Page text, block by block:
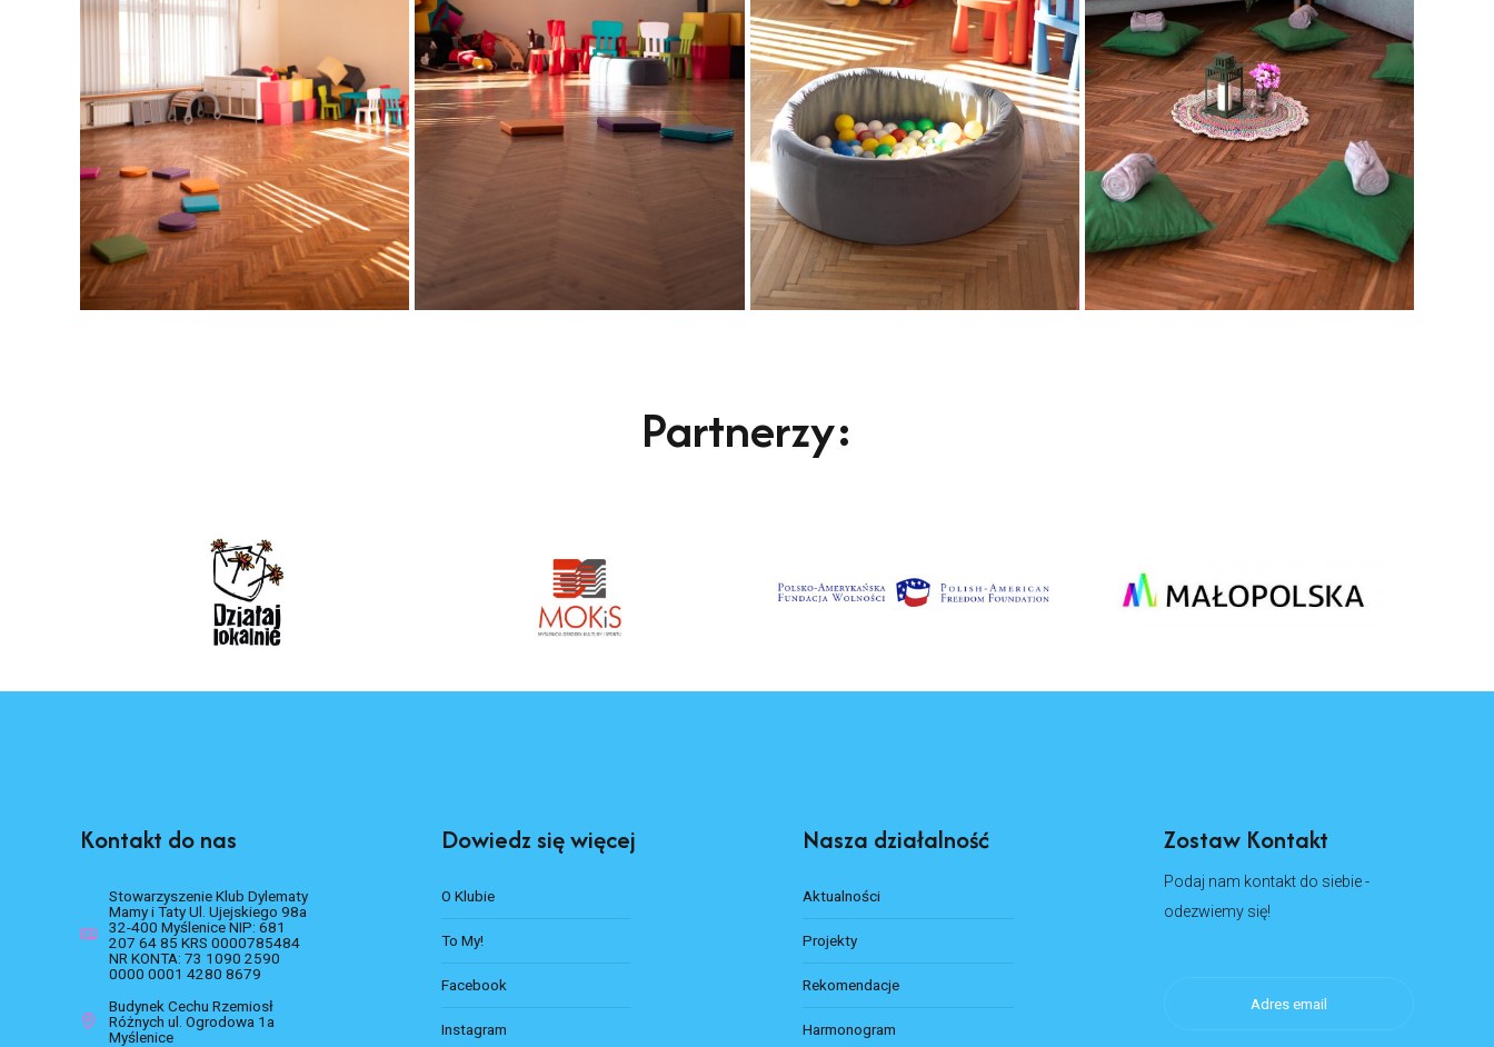
Partnerzy:
Kontakt do nas
Stowarzyszenie Klub Dylematy
Mamy i Taty Ul. Ujejskiego 98a
32-400 Myślenice NIP: 681
207 64 85 KRS 0000785484
NR KONTA: 73 1090 2590
0000 0001 4280 8679
Budynek Cechu Rzemiosł
Różnych ul. Ogrodowa 1a
Myślenice
Dowiedz się więcej
O Klubie
To My!
Facebook
Instagram
Nasza działalność
Aktualności
Projekty
Rekomendacje
Harmonogram
Zostaw Kontakt
Podaj nam kontakt do siebie -
odezwiemy się!